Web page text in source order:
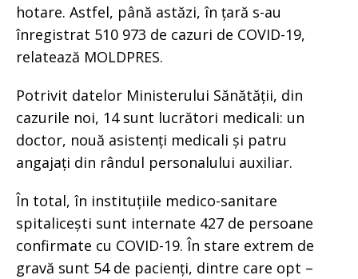
hotare. Astfel, până astăzi, în țară s-au
înregistrat 510 973 de cazuri de COVID-19,
relatează MOLDPRES.
Potrivit datelor Ministerului Sănătății, din
cazurile noi, 14 sunt lucrători medicali: un
doctor, nouă asistenți medicali și patru
angajați din rândul personalului auxiliar.
În total, în instituțiile medico-sanitare
spitalicești sunt internate 427 de persoane
confirmate cu COVID-19. În stare extrem de
gravă sunt 54 de pacienți, dintre care opt –